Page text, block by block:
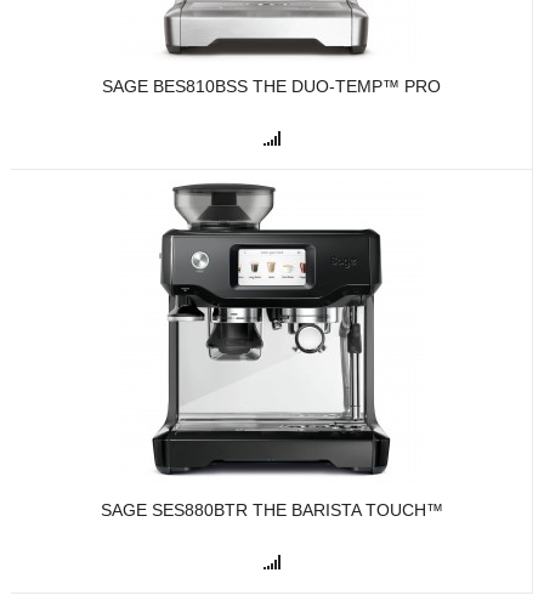
SAGE BES810BSS THE DUO-TEMP™ PRO
SAGE SES880BTR THE BARISTA TOUCH™